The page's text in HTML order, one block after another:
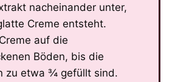
nacheinander unter,
Creme entsteht.
auf die
Böden, bis die
zu etwa ¾ gefüllt sind.